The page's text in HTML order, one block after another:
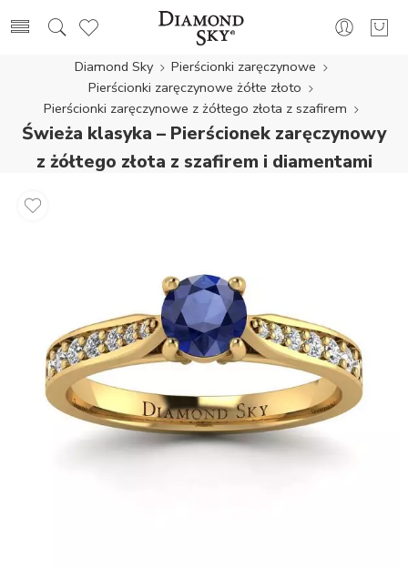
Diamond Sky
Pierścionki zaręczynowe
Pierścionki zaręczynowe żółte złoto
Pierścionki zaręczynowe z żółtego złota z szafirem
Świeża klasyka – Pierścionek zaręczynowy
z żółtego złota z szafirem i diamentami